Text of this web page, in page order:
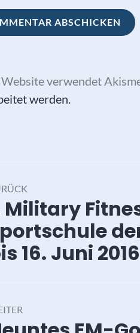
verwendet
werden.
Military
16. Juni 2016